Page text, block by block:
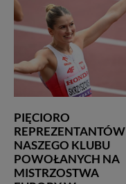
PIĘCIORO
REPREZENTANTÓW
NASZEGO KLUBU
POWOŁANYCH NA
MISTRZOSTWA